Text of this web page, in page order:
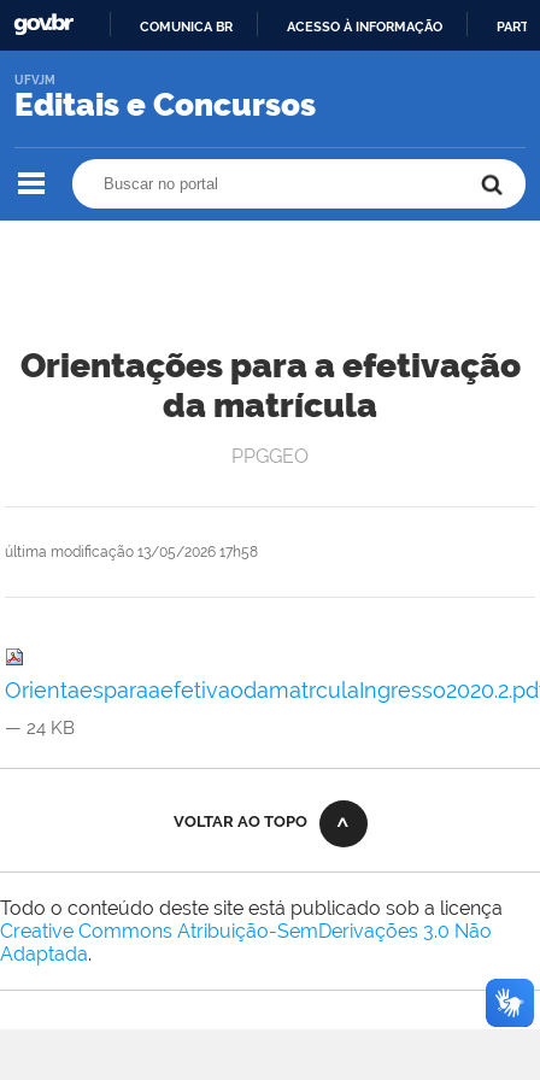
O
COMUNICA BR ACESSO À INFORMAÇÃO
Editais e Concursos
UFVJM
Orientações para a efetivação
da matrícula
última modificação 13/05/2026 17h58
PPGGEO
— 24 KB
VOLTAR AO TOPO
Todo o conteúdo deste site está publicado sob a licença
Creative Commons Atribuição-SemDerivações 3.0 Não
Adaptada.